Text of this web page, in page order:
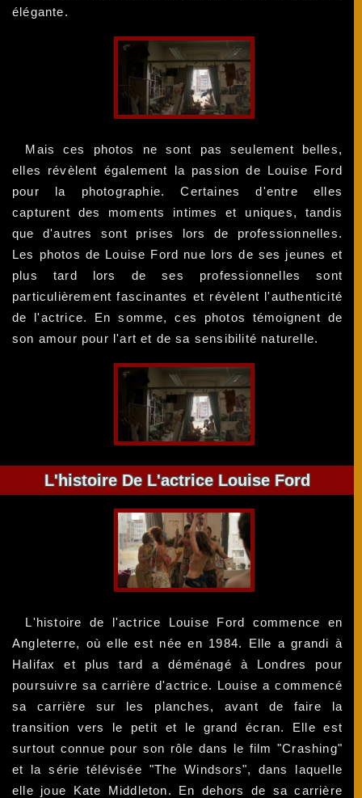
élégante.
Mais ces photos ne sont pas seulement belles,
elles révèlent également la passion de Louise Ford
pour la photographie. Certaines d'entre elles
capturent des moments intimes et uniques, tandis
que d'autres sont prises lors de professionnelles.
Les photos de Louise Ford nue lors de ses jeunes et
plus tard lors de ses professionnelles sont
particulièrement fascinantes et révèlent l'authenticité
de l'actrice. En somme, ces photos témoignent de
son amour pour l'art et de sa sensibilité naturelle.
L'histoire De L'actrice Louise Ford
L'histoire de l'actrice Louise Ford commence en
Angleterre, où elle est née en 1984. Elle a grandi à
Halifax et plus tard a déménagé à Londres pour
poursuivre sa carrière d'actrice. Louise a commencé
sa carrière sur les planches, avant de faire la
transition vers le petit et le grand écran. Elle est
surtout connue pour son rôle dans le film "Crashing"
et la série télévisée "The Windsors", dans laquelle
elle joue Kate Middleton. En dehors de sa carrière